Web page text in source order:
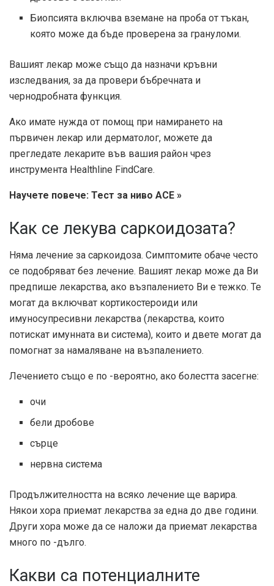
Биопсията включва вземане на проба от тъкан,
която може да бъде проверена за грануломи.
Вашият лекар може също да назначи кръвни
изследвания, за да провери бъбречната и
чернодробната функция.
Ако имате нужда от помощ при намирането на
първичен лекар или дерматолог, можете да
прегледате лекарите във вашия район чрез
инструмента Healthline FindCare.
Научете повече: Тест за ниво ACE »
Как се лекува саркоидозата?
Няма лечение за саркоидоза. Симптомите обаче често
се подобряват без лечение. Вашият лекар може да Ви
предпише лекарства, ако възпалението Ви е тежко. Те
могат да включват кортикостероиди или
имуносупресивни лекарства (лекарства, които
потискат имунната ви система), които и двете могат да
помогнат за намаляване на възпалението.
Лечението също е по -вероятно, ако болестта засегне:
очи
бели дробове
сърце
нервна система
Продължителността на всяко лечение ще варира.
Някои хора приемат лекарства за една до две години.
Други хора може да се наложи да приемат лекарства
много по -дълго.
Какви са потенциалните